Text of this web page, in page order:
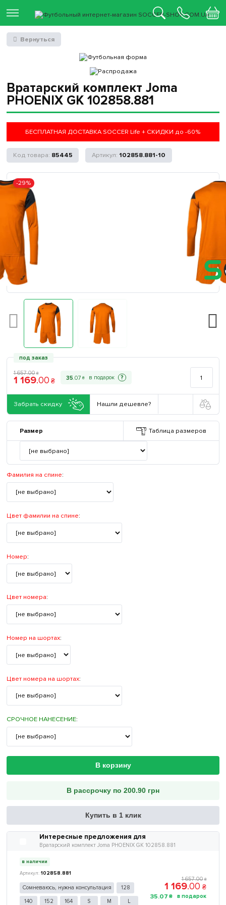
Вратарский комплект Joma
PHOENIX GK 102858.881
БЕСПЛАТНАЯ ДОСТАВКА SOCCER Life + СКИДКИ до -60%
85445 102858.881-10
-29%
под заказ
1 657.00 ₴
1 169.00 ₴ 35.07 ₴ ?
Забрать скидку Нашли дешевле?
Размер Таблица размеров
Фамилия на спине:
Цвет фамилии на спине:
Номер:
Цвет номера:
Номер на шортах:
Цвет номера на шортах:
СРОЧНОЕ НАНЕСЕНИЕ:
В корзину
В рассрочку по 200.90 грн
Купить в 1 клик
Интересные предложения для
Вратарский комплект Joma PHOENIX GK 102858.881
в наличии
102858.881
Сомневаюсь, нужна консультация 128
140 152 164 S M L
1 657.00 ₴
1 169.00 ₴
35.07 ₴
Вернуться